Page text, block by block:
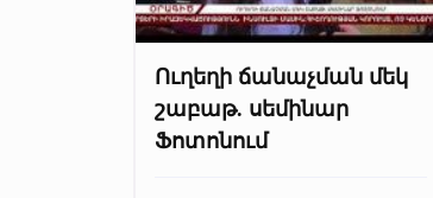
Ուղեղի ճանաչման մեկ
շաբաթ. սեմինար
Ֆոտոնում